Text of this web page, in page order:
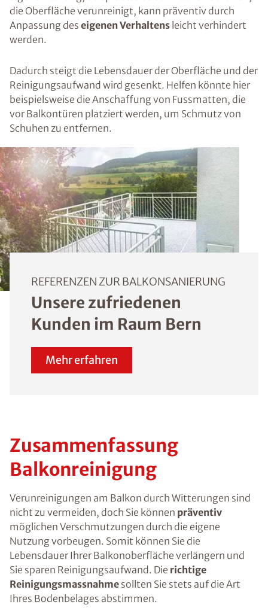
die Oberfläche verunreinigt, kann präventiv durch
Anpassung des eigenen Verhaltens leicht verhindert
werden.
Dadurch steigt die Lebensdauer der Oberfläche und der
Reinigungsaufwand wird gesenkt. Helfen könnte hier
beispielsweise die Anschaffung von Fussmatten, die
vor Balkontüren platziert werden, um Schmutz von
Schuhen zu entfernen.
REFERENZEN ZUR BALKONSANIERUNG
Unsere zufriedenen
Kunden im Raum Bern
Mehr erfahren
Zusammenfassung
Balkonreinigung
Verunreinigungen am Balkon durch Witterungen sind
nicht zu vermeiden, doch Sie können präventiv
möglichen Verschmutzungen durch die eigene
Nutzung vorbeugen. Somit können Sie die
Lebensdauer Ihrer Balkonoberfläche verlängern und
Sie sparen Reinigungsaufwand. Die richtige
Reinigungsmassnahme sollten Sie stets auf die Art
Ihres Bodenbelages abstimmen.